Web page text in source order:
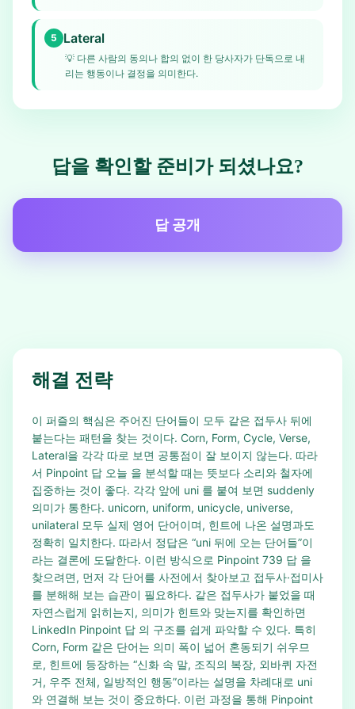
5 Lateral
💡 다른 사람의 동의나 합의 없이 한 당사자가 단독으로 내
리는 행동이나 결정을 의미한다.
답을 확인할 준비가 되셨나요?
답 공개
해결 전략
이 퍼즐의 핵심은 주어진 단어들이 모두 같은 접두사 뒤에
붙는다는 패턴을 찾는 것이다. Corn, Form, Cycle, Verse,
Lateral을 각각 따로 보면 공통점이 잘 보이지 않는다. 따라
서 Pinpoint 답 오늘 을 분석할 때는 뜻보다 소리와 철자에
집중하는 것이 좋다. 각각 앞에 uni 를 붙여 보면 suddenly
의미가 통한다. unicorn, uniform, unicycle, universe,
unilateral 모두 실제 영어 단어이며, 힌트에 나온 설명과도
정확히 일치한다. 따라서 정답은 “uni 뒤에 오는 단어들”이
라는 결론에 도달한다. 이런 방식으로 Pinpoint 739 답 을
찾으려면, 먼저 각 단어를 사전에서 찾아보고 접두사·접미사
를 분해해 보는 습관이 필요하다. 같은 접두사가 붙었을 때
자연스럽게 읽히는지, 의미가 힌트와 맞는지를 확인하면
LinkedIn Pinpoint 답 의 구조를 쉽게 파악할 수 있다. 특히
Corn, Form 같은 단어는 의미 폭이 넓어 혼동되기 쉬우므
로, 힌트에 등장하는 “신화 속 말, 조직의 복장, 외바퀴 자전
거, 우주 전체, 일방적인 행동”이라는 설명을 차례대로 uni
와 연결해 보는 것이 중요하다. 이런 과정을 통해 Pinpoint